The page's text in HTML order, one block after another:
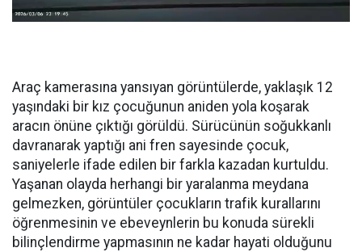
Araç kamerasına yansıyan görüntülerde, yaklaşık 12
yaşındaki bir kız çocuğunun aniden yola koşarak
aracın önüne çıktığı görüldü. Sürücünün soğukkanlı
davranarak yaptığı ani fren sayesinde çocuk,
saniyelerle ifade edilen bir farkla kazadan kurtuldu.
Yaşanan olayda herhangi bir yaralanma meydana
gelmezken, görüntüler çocukların trafik kurallarını
öğrenmesinin ve ebeveynlerin bu konuda sürekli
bilinçlendirme yapmasının ne kadar hayati olduğunu